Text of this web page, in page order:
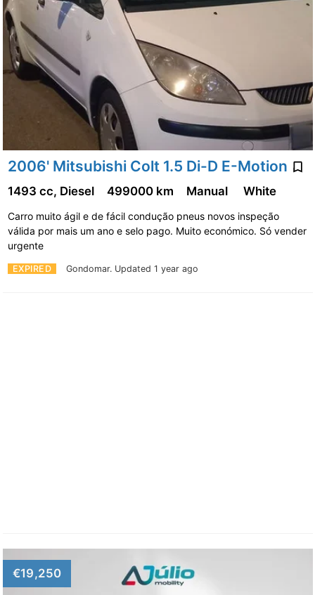
2006' Mitsubishi Colt 1.5 Di-D E-Motion
EXPIRED Gondomar. Updated 1 year ago
1493 cc, Diesel 499000 km Manual White
Carro muito ágil e de fácil condução pneus novos inspeção
válida por mais um ano e selo pago. Muito económico. Só vender
urgente
€19,250